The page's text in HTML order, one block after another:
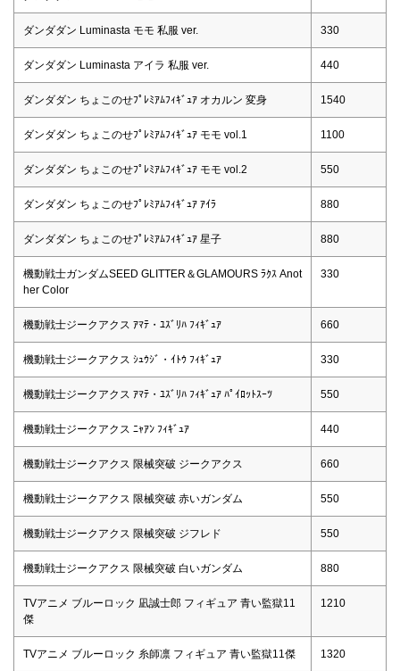
ダンダダン Luminasta モモ 私服 ver. 330
ダンダダン Luminasta アイラ 私服 ver. 440
ダンダダン ちょこのせﾌﾟﾚﾐｱﾑﾌｨｷﾞｭｱ オカルン 変身 1540
ダンダダン ちょこのせﾌﾟﾚﾐｱﾑﾌｨｷﾞｭｱ モモ vol.1 1100
ダンダダン ちょこのせﾌﾟﾚﾐｱﾑﾌｨｷﾞｭｱ モモ vol.2 550
ダンダダン ちょこのせﾌﾟﾚﾐｱﾑﾌｨｷﾞｭｱ ｱｲﾗ 880
ダンダダン ちょこのせﾌﾟﾚﾐｱﾑﾌｨｷﾞｭｱ 星子 880
機動戦士ガンダムSEED GLITTER＆GLAMOURS ﾗｸｽ Anot
her Color
330
機動戦士ジークアクス ｱﾏﾃ・ﾕｽﾞﾘﾊ ﾌｨｷﾞｭｱ 660
機動戦士ジークアクス ｼｭｳｼﾞ・ｲﾄｳ ﾌｨｷﾞｭｱ 330
機動戦士ジークアクス ｱﾏﾃ・ﾕｽﾞﾘﾊ ﾌｨｷﾞｭｱ ﾊﾟｲﾛｯﾄｽｰﾂ 550
機動戦士ジークアクス ﾆｬｱﾝ ﾌｨｷﾞｭｱ 440
機動戦士ジークアクス 限械突破 ジークアクス 660
機動戦士ジークアクス 限械突破 赤いガンダム 550
機動戦士ジークアクス 限械突破 ジフレド 550
機動戦士ジークアクス 限械突破 白いガンダム 880
TVアニメ ブルーロック 凪誠士郎 フィギュア 青い監獄11
傑
1210
TVアニメ ブルーロック 糸師凛 フィギュア 青い監獄11傑 1320